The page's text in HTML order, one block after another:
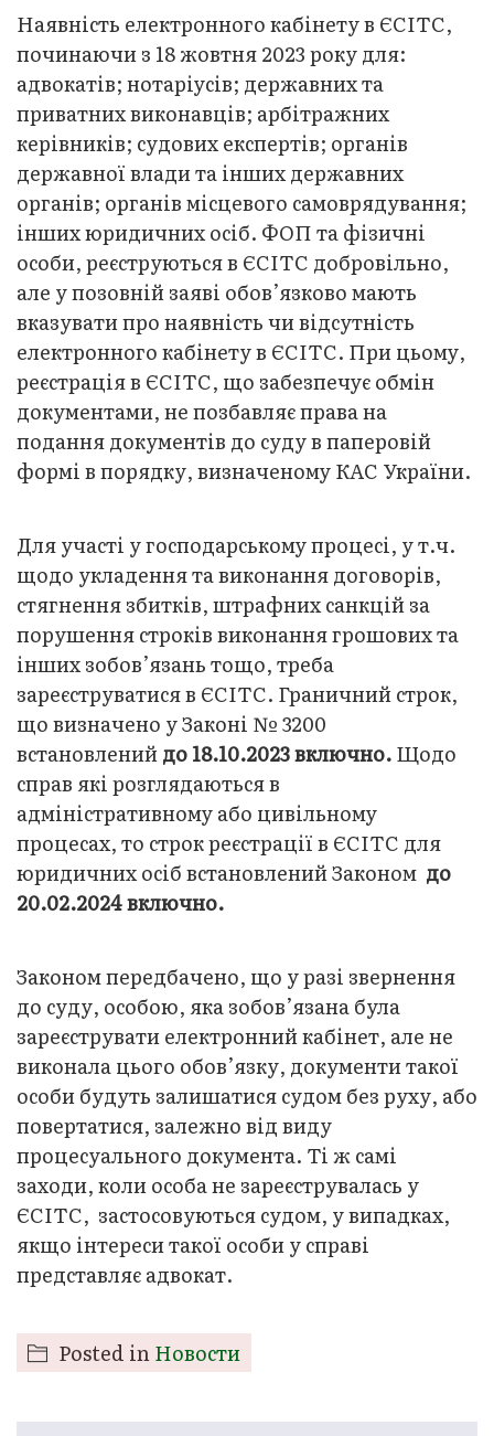
Наявність електронного кабінету в ЄСІТС,
починаючи з 18 жовтня 2023 року для:
адвокатів; нотаріусів; державних та
приватних виконавців; арбітражних
керівників; судових експертів; органів
державної влади та інших державних
органів; органів місцевого самоврядування;
інших юридичних осіб. ФОП та фізичні
особи, реєструються в ЄСІТС добровільно,
але у позовній заяві обов’язково мають
вказувати про наявність чи відсутність
електронного кабінету в ЄСІТС. При цьому,
реєстрація в ЄСІТС, що забезпечує обмін
документами, не позбавляє права на
подання документів до суду в паперовій
формі в порядку, визначеному КАС України.
Для участі у господарському процесі, у т.ч.
щодо укладення та виконання договорів,
стягнення збитків, штрафних санкцій за
порушення строків виконання грошових та
інших зобов’язань тощо, треба
зареєструватися в ЄСІТС. Граничний строк,
що визначено у Законі № 3200
встановленийдо 18.10.2023 включно.Щодо
справ які розглядаються в
адміністративному або цивільному
процесах, то строк реєстрації в ЄСІТС для
юридичних осіб встановлений Законом до
20.02.2024 включно.
Законом передбачено, що у разі звернення
до суду, особою, яка зобов’язана була
зареєструвати електронний кабінет, але не
виконала цього обов’язку, документи такої
особи будуть залишатися судом без руху, або
повертатися, залежно від виду
процесуального документа. Ті ж самі
заходи, коли особа не зареєструвалась у
ЄСІТС, застосовуються судом, у випадках,
якщо інтереси такої особи у справі
представляє адвокат.
Posted inНовости